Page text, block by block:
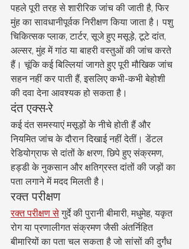
पहले पूरी तरह से शारीरिक जांच की जाती है, फिर
मुंह का सावधानीपूर्वक निरीक्षण किया जाता है। पशु
चिकित्सक प्लाक, टार्टर, सूजे हुए मसूड़े, टूटे दांत,
अल्सर, मुंह में गांठ या बाहरी वस्तुओं की जांच करते
हैं। चूंकि कई बिल्लियां जागते हुए पूरी मौखिक जांच
सहन नहीं कर पाती हैं, इसलिए कभी-कभी बेहोशी
की दवा देना आवश्यक हो सकता है।
दंत एक्स-रे
कई दंत समस्याएं मसूड़ों के नीचे होती हैं और
नियमित जांच के दौरान दिखाई नहीं देतीं। डेंटल
रेडियोग्राफ से दांतों के क्षरण, छिपे हुए संक्रमण,
हड्डी के नुकसान और क्षतिग्रस्त दांतों की जड़ों का
पता लगाने में मदद मिलती है।
रक्त परीक्षण
रक्त परीक्षण से गुर्दे की पुरानी बीमारी, मधुमेह, यकृत
रोग या प्रणालीगत संक्रमण जैसी अंतर्निहित
बीमारियों का पता चल सकता है जो सांसों की दुर्गंध